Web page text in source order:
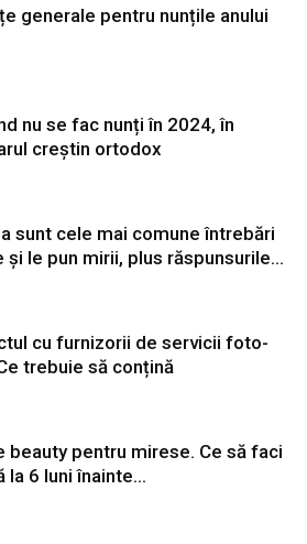
generale pentru nunțile anului
nu se fac nunți în 2024, în
creștin ortodox
sunt cele mai comune întrebări
și le pun mirii, plus răspunsurile...
cu furnizorii de servicii foto-
trebuie să conțină
beauty pentru mirese. Ce să faci
la 6 luni înainte...